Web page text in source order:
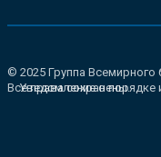
© 2025 Группа Всемирного
Все права сохранены.
Уведомление о порядке